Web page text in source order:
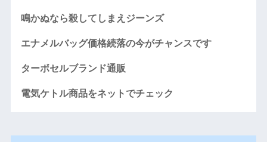
鳴かぬなら殺してしまえジーンズ
エナメルバッグ価格続落の今がチャンスです
ターボセルブランド通販
電気ケトル商品をネットでチェック